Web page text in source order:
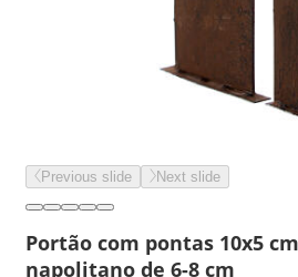
Previous slide Next slide
Portão com pontas 10x5
napolitano de 6-8 cm